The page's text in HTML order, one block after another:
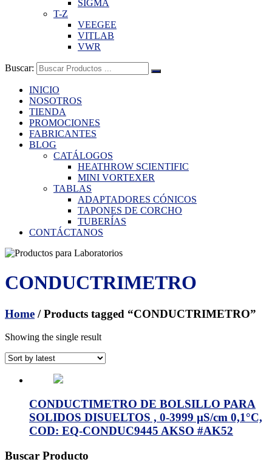
SIGMA
T-Z
VEEGEE
VITLAB
VWR
Buscar:
INICIO
NOSOTROS
TIENDA
PROMOCIONES
FABRICANTES
BLOG
CATÁLOGOS
HEATHROW SCIENTIFIC
MINI VORTEXER
TABLAS
ADAPTADORES CÓNICOS
TAPONES DE CORCHO
TUBERÍAS
CONTÁCTANOS
CONDUCTRIMETRO
Home / Products tagged “CONDUCTRIMETRO”
Showing the single result
CONDUCTIMETRO DE BOLSILLO PARA
SOLIDOS DISUELTOS , 0-3999 µS/cm 0,1°C,
COD: EQ-CONDUC9445 AKSO #AK52
Buscar Producto